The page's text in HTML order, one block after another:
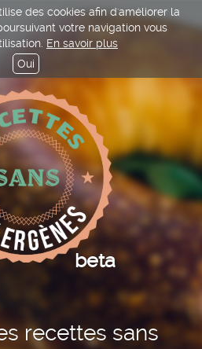
des cookies afin d'améliorer la
votre navigation vous
En savoir plus
Oui
beta
recettes sans